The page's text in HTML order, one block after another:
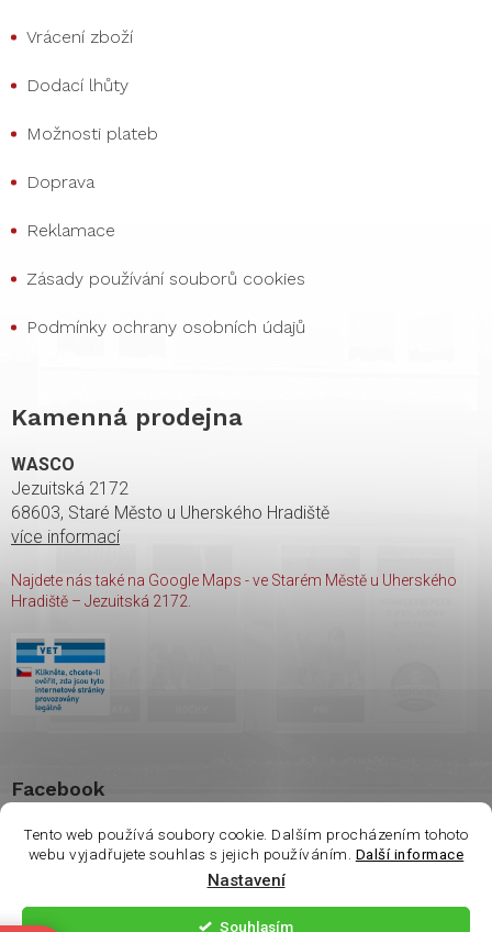
Tento web používá soubory cookie. Dalším procházením tohoto
webu vyjadřujete souhlas s jejich používáním. Další informace
Nastavení
Souhlasím
Vrácení zboží
Dodací lhůty
Možnosti plateb
Doprava
Reklamace
Zásady používání souborů cookies
Podmínky ochrany osobních údajů
Kamenná prodejna
WASCO
Jezuitská 2172
68603, Staré Město u Uherského Hradiště
více informací
Najdete nás také na Google Maps - ve Starém Městě u Uherského
Hradiště – Jezuitská 2172.
Facebook
Copyright 2026 shop Wasco. Všechna práva vyhrazena.